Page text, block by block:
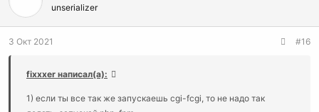
и
unserializer
3 Окт 2021 #16
fixxxer написал(а):
1) если ты все так же запускаешь cgi-fcgi, то не надо так